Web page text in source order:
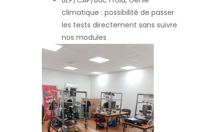
climatique : possibilité de passer
les tests directement sans suivre
nos modules